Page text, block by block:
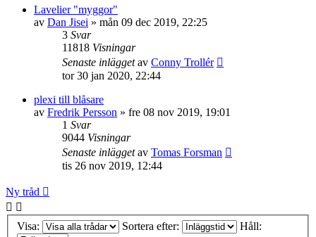
Lavelier "myggor"
av Dan Jisei » mån 09 dec 2019, 22:25
3 Svar
11818 Visningar
Senaste inläggetav Conny Trollér
tor 30 jan 2020, 22:44
plexi till blåsare
av Fredrik Persson » fre 08 nov 2019, 19:01
1 Svar
9044 Visningar
Senaste inläggetav Tomas Forsman
tis 26 nov 2019, 12:44
Ny tråd
Visa: Sortera efter: Håll: